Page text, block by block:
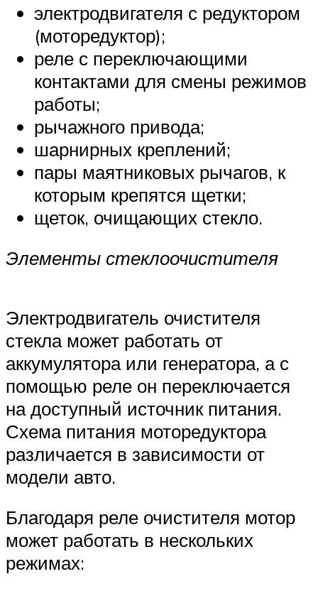
электродвигателя с редуктором
(моторедуктор);
реле с переключающими
контактами для смены режимов
работы;
рычажного привода;
шарнирных креплений;
пары маятниковых рычагов, к
которым крепятся щетки;
щеток, очищающих стекло.
Элементы стеклоочистителя
Электродвигатель очистителя
стекла может работать от
аккумулятора или генератора, а с
помощью реле он переключается
на доступный источник питания.
Схема питания моторедуктора
различается в зависимости от
модели авто.
Благодаря реле очистителя мотор
может работать в нескольких
режимах: